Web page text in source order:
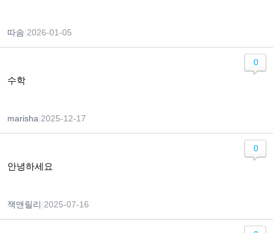
따솜 2026-01-05
수학
marisha 2025-12-17
0
안녕하세요
잭앤릴리 2025-07-16
0